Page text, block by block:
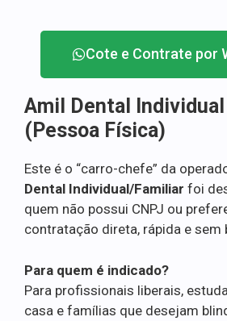
Cote e Contrate por
Amil Dental
(Pessoa Física)
Este é o “carro-chefe” da
Dental Individual/Familiar foi
quem não possui CNPJ ou
contratação direta, rápida e sem
Para quem é indicado?
Para profissionais liberais,
casa e famílias que desejam